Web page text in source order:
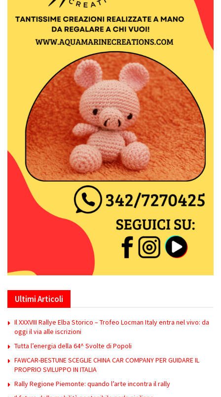
Ultimi Articoli
Il XXXVIII Rallye Elba Storico – Trofeo Locman Italy entra nel vivo: da
oggi il via alle iscrizioni
Tutta l’energia della 64^ Svolte di Popoli
FAWCAR-BESTUNE SCEGLIE CHINA CAR COMPANY PER GUIDARE IL
PROPRIO SVILUPPO IN ITALIA
Rally Regione Piemonte: quando l’arte incontra il rally